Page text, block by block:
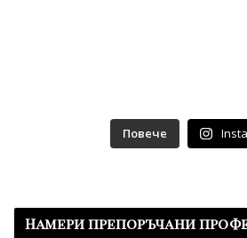
Повече
Намери препоръчани